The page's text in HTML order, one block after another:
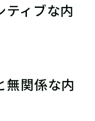
ティブな内
無関係な内